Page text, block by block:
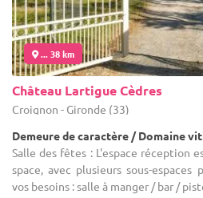
... 38 km
Château Lartigue Cèdres
Croignon - Gironde (33)
Demeure de caractère / Domaine
Salle des fêtes : L'espace réception
space, avec plusieurs sous-
vos besoins : salle à manger / bar /